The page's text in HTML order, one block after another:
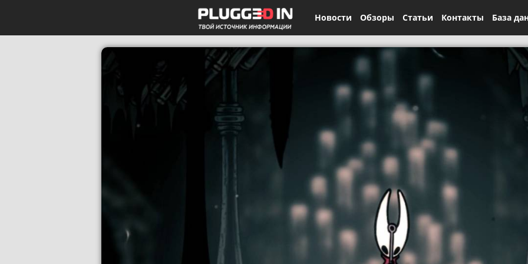
Новости Обзоры Статьи Контакты База